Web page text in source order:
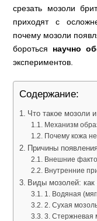
срезать мозоли
приходят с
почему мозоли
бороться научно
экспериментов.
Содержание:
Что такое мозоли
Механизм
Почему кожа
Причины
Внешние
Внутренние
Виды мозолей: как
1. Водяная
2. Сухая
3. Стержневая